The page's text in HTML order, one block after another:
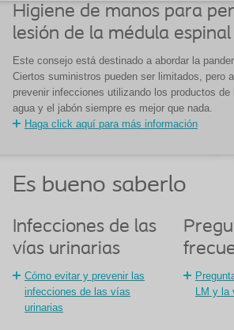
Higiene de manos para
lesión de la médula espinal
Este consejo está destinado a abordar la
Ciertos suministros pueden ser limitados, pero
prevenir infecciones utilizando los productos de
agua y el jabón siempre es mejor que nada.
Haga click aquí para más información
Es bueno saberlo
Infecciones de las
vías urinarias
Cómo evitar y prevenir las
infecciones de las vías
urinarias
LM y la